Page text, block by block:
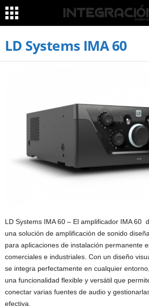
LD Systems IMA 60
LD Systems IMA 60 – El amplificador IMA 60
una solución de amplificación de sonido
para aplicaciones de instalación permanente
comerciales e industriales. Con un diseño
se integra perfectamente en cualquier
una funcionalidad flexible y versátil que
conectar varias fuentes de audio y
efectiva.